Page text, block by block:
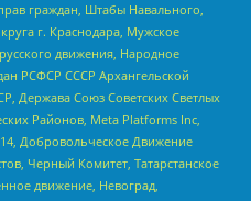
граждан, Штабы Навального,
г. Краснодара, Мужское
движения, Народное
РСФСР СССР Архангельской
Держава Союз Советских Светлых
Районов, Meta Platforms Inc,
Добровольческое Движение
Черный Комитет, Татарстанское
движение, Невоград,